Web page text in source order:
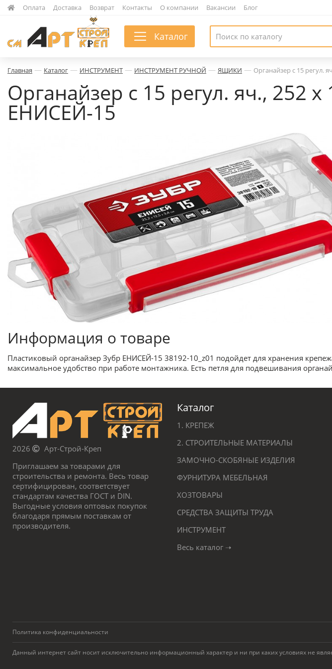
Оплата Доставка Возврат Контакты О компании Вакансии Блог
Каталог
Главная — Каталог — ИНСТРУМЕНТ — ИНСТРУМЕНТ РУЧНОЙ — ЯЩИКИ — Органайзер с 15 регул.
Органайзер с 15 регул. яч., 252
ЕНИСЕЙ-15
Информация о товаре
Пластиковый органайзер Зубр ЕНИСЕЙ-15 38192-10_z01 подойдет для хранения
максимальное удобство при работе монтажника. Есть петля для подвешивания
2026
Арт-Строй-Креп
Приглашаем за товарами для
строительства и ремонта. Весь товар
сертифицирован, соответствует
стандартам качества ГОСТ и DIN.
Выгодные условия оптовых покупок
благодаря прямым поставкам от
производителя.
Каталог
1. КРЕПЕЖ
2. СТРОИТЕЛЬНЫЕ МАТЕРИАЛЫ
ЗАМОЧНО-СКОБЯНЫЕ ИЗДЕЛИЯ
ФУРНИТУРА МЕБЕЛЬНАЯ
ХОЗТОВАРЫ
СРЕДСТВА ЗАЩИТЫ ТРУДА
ИНСТРУМЕНТ
Весь каталог ➝
Политика конфиденциальности
Данный интернет сайт носит исключительно информационный характер и ни при каких условиях не